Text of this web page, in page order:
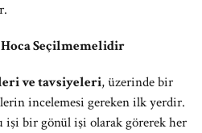
Seçilmemelidir
ve tavsiyeleri, üzerinde bir
incelemesi gereken ilk yerdir.
işi bir gönül işi olarak görerek her